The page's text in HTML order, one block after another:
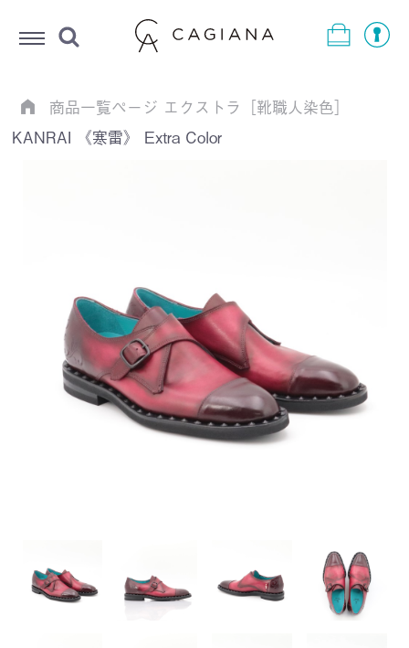
Menu
商品一覧ページ エクストラ［靴職人染色］
KANRAI 《寒雷》 Extra Color